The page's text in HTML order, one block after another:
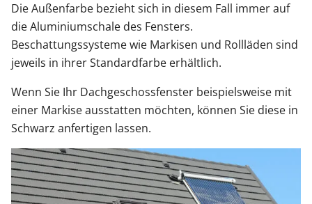
Die Außenfarbe bezieht sich in diesem Fall immer auf
die Aluminiumschale des Fensters.
Beschattungssysteme wie Markisen und Rollläden sind
jeweils in ihrer Standardfarbe erhältlich.
Wenn Sie Ihr Dachgeschossfenster beispielsweise mit
einer Markise ausstatten möchten, können Sie diese in
Schwarz anfertigen lassen.